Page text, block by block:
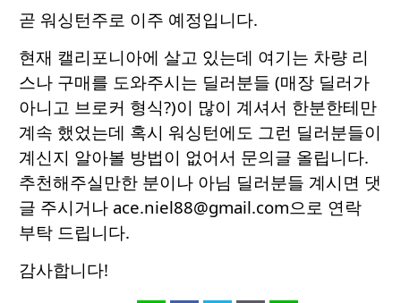
곧 워싱턴주로 이주 예정입니다.
현재 캘리포니아에 살고 있는데 여기는 차량 리
스나 구매를 도와주시는 딜러분들 (매장 딜러가
아니고 브로커 형식?)이 많이 계셔서 한분한테만
계속 했었는데 혹시 워싱턴에도 그런 딜러분들이
계신지 알아볼 방법이 없어서 문의글 올립니다.
추천해주실만한 분이나 아님 딜러분들 계시면 댓
글 주시거나 ace.niel88@gmail.com으로 연락
부탁 드립니다.
감사합니다!